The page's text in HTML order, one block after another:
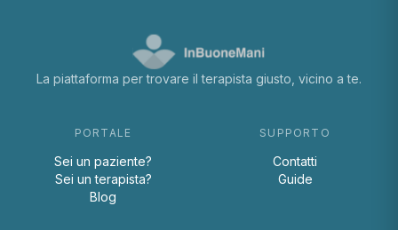
La piattaforma per trovare il terapista giusto, vicino a te.
PORTALE
Sei un paziente?
Sei un terapista?
Blog
SUPPORTO
Contatti
Guide